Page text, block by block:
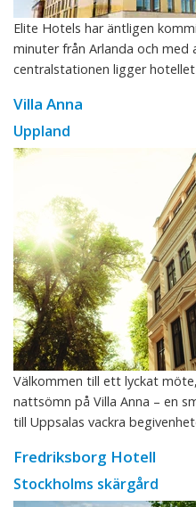
Elite Hotels har äntligen
minuter från Arlanda och
centralstationen ligger
Villa Anna
Uppland
Välkommen till ett lyckat
nattsömn på Villa Anna – en
till Uppsalas vackra
Fredriksborg Hotell
Stockholms skärgård